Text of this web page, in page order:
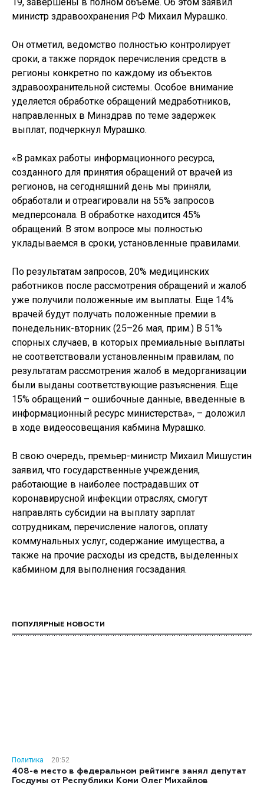
министр здравоохранения РФ Михаил Мурашко.
Он отметил, ведомство полностью контролирует
сроки, а также порядок перечисления средств в
регионы конкретно по каждому из объектов
здравоохранительной системы. Особое внимание
уделяется обработке обращений медработников,
направленных в Минздрав по теме задержек
выплат, подчеркнул Мурашко.
«В рамках работы информационного ресурса,
созданного для принятия обращений от врачей из
регионов, на сегодняшний день мы приняли,
обработали и отреагировали на 55% запросов
медперсонала. В обработке находится 45%
обращений. В этом вопросе мы полностью
укладываемся в сроки, установленные правилами.
По результатам запросов, 20% медицинских
работников после рассмотрения обращений и жалоб
уже получили положенные им выплаты. Еще 14%
врачей будут получать положенные премии в
понедельник-вторник (25–26 мая, прим.) В 51%
спорных случаев, в которых премиальные выплаты
не соответствовали установленным правилам, по
результатам рассмотрения жалоб в медорганизации
были выданы соответствующие разъяснения. Еще
15% обращений – ошибочные данные, введенные в
информационный ресурс министерства», – доложил
в ходе видеосовещания кабмина Мурашко.
В свою очередь, премьер-министр Михаил Мишустин
заявил, что государственные учреждения,
работающие в наиболее пострадавших от
коронавирусной инфекции отраслях, смогут
направлять субсидии на выплату зарплат
сотрудникам, перечисление налогов, оплату
коммунальных услуг, содержание имущества, а
также на прочие расходы из средств, выделенных
кабмином для выполнения госзадания.
ПОПУЛЯРНЫЕ НОВОСТИ
Политика
20:52
408-е место в федеральном рейтинге занял депутат
Госдумы от Республики Коми Олег Михайлов